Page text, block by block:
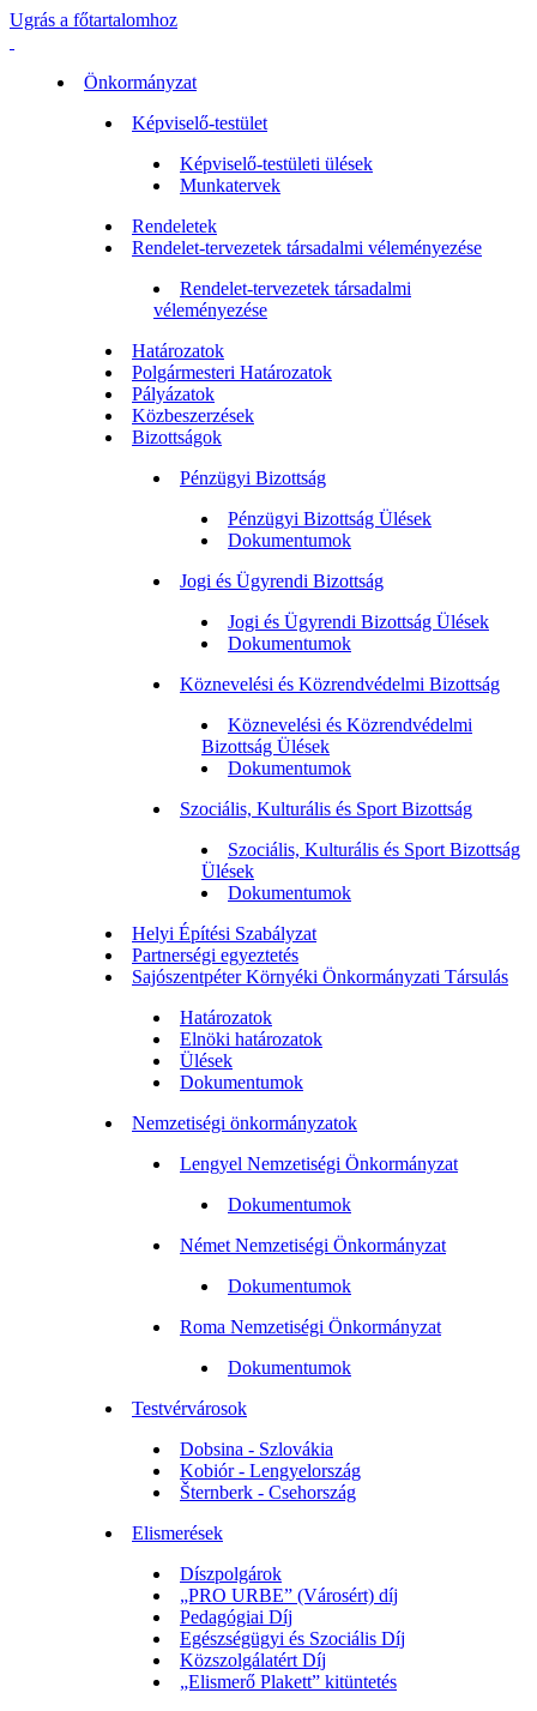
Ugrás a főtartalomhoz
Önkormányzat
Képviselő-testület
Képviselő-testületi ülések
Munkatervek
Rendeletek
Rendelet-tervezetek társadalmi véleményezése
Rendelet-tervezetek társadalmi
véleményezése
Határozatok
Polgármesteri Határozatok
Pályázatok
Közbeszerzések
Bizottságok
Pénzügyi Bizottság
Pénzügyi Bizottság Ülések
Dokumentumok
Jogi és Ügyrendi Bizottság
Jogi és Ügyrendi Bizottság Ülések
Dokumentumok
Köznevelési és Közrendvédelmi Bizottság
Köznevelési és Közrendvédelmi
Bizottság Ülések
Dokumentumok
Szociális, Kulturális és Sport Bizottság
Szociális, Kulturális és Sport Bizottság
Ülések
Dokumentumok
Helyi Építési Szabályzat
Partnerségi egyeztetés
Sajószentpéter Környéki Önkormányzati Társulás
Határozatok
Elnöki határozatok
Ülések
Dokumentumok
Nemzetiségi önkormányzatok
Lengyel Nemzetiségi Önkormányzat
Dokumentumok
Német Nemzetiségi Önkormányzat
Dokumentumok
Roma Nemzetiségi Önkormányzat
Dokumentumok
Testvérvárosok
Dobsina - Szlovákia
Kobiór - Lengyelország
Šternberk - Csehország
Elismerések
Díszpolgárok
„PRO URBE” (Városért) díj
Pedagógiai Díj
Egészségügyi és Szociális Díj
Közszolgálatért Díj
„Elismerő Plakett” kitüntetés